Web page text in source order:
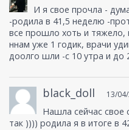
И я свое прочла -
-родила в 41,5 неделю -
все прошло хоть и
ннам уже 1 годик, врачи
доолго шли -с 10 утра и до
black_doll 13/
Нашла сейчас свое
так )))) родила я в итоге в